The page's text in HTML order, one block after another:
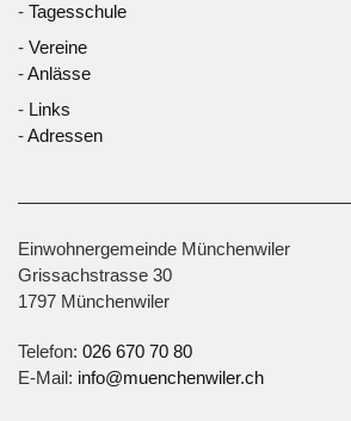
- Tagesschule
- Vereine
-Anlässe
- Links
-Adressen
Einwohnergemeinde Münchenwiler
Grissachstrasse 30
1797 Münchenwiler
Telefon: 026 670 70 80
E-Mail: info@muenchenwiler.ch